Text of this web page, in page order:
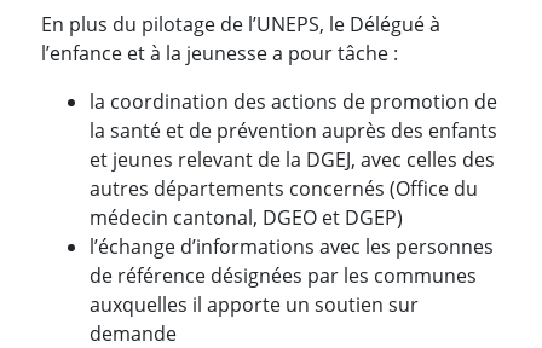
En plus du pilotage de l’UNEPS, le Délégué à
l’enfance et à la jeunesse a pour tâche :
la coordination des actions de promotion de
la santé et de prévention auprès des enfants
et jeunes relevant de la DGEJ, avec celles des
autres départements concernés (Office du
médecin cantonal, DGEO et DGEP)
l’échange d’informations avec les personnes
de référence désignées par les communes
auxquelles il apporte un soutien sur
demande